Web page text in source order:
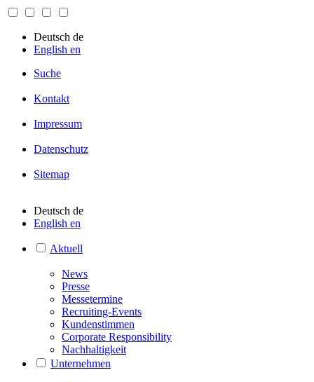
Deutsch de
English en
Suche
Kontakt
Impressum
Datenschutz
Sitemap
Deutsch de
English en
Aktuell
News
Presse
Messetermine
Recruiting-Events
Kundenstimmen
Corporate Responsibility
Nachhaltigkeit
Unternehmen